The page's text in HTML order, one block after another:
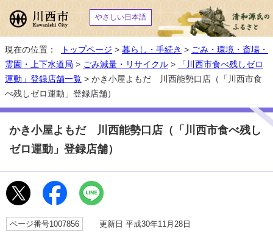
やさしい日本語
現在の位置： トップページ > 暮らし・手続き > ごみ・環境・斎場・
霊園・上下水道局 > ごみ減量・リサイクル >
「川西市食べ残しゼロ
運動」登録店舗一覧 > かき小屋よもだ 川西能勢口店（「川西市食
べ残しゼロ運動」登録店舗）
かき小屋よもだ 川西能勢口店（「川西市食べ残し
ゼロ運動」登録店舗）
ページ番号1007856 更新日 平成30年11月28日